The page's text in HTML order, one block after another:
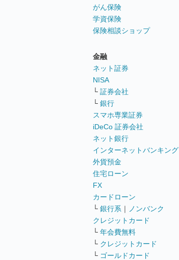
がん保険
学資保険
保険相談ショップ
金融
ネット証券
NISA
└ 証券会社
└ 銀行
スマホ専業証券
iDeCo 証券会社
ネット銀行
インターネットバンキング
外貨預金
住宅ローン
FX
カードローン
└ 銀行系 ｜
ノンバンク
クレジットカード
└ 年会費無料
└ クレジットカード
└ ゴールドカード